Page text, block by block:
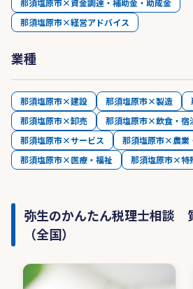
那須塩原市×資金調達・補助金・助成金
那須塩原市×経営アドバイス
業種
那須塩原市×建設 那須塩原市×製造
那須塩原市×卸売
那須塩原市×飲食・宿
那須塩原市×サービス
那須塩原市×農業
那須塩原市×医療・福祉
那須塩原市×特
弥生のかんたん税理士相談
（全国）